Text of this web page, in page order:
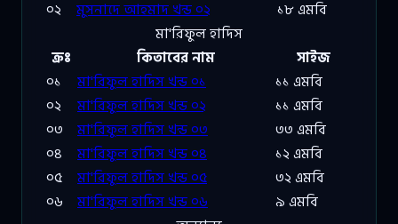
০২
মুসনাদে আহমাদ খন্ড ০২
১৮ এমবি
মা'রিফুল হাদিস
ক্রঃ
কিতাবের নাম
সাইজ
০১
মা'রিফুল হাদিস খন্ড ০১
১১ এমবি
০২
মা'রিফুল হাদিস খন্ড ০২
১১ এমবি
০৩
মা'রিফুল হাদিস খন্ড ০৩
৩৩ এমবি
০৪
মা'রিফুল হাদিস খন্ড ০৪
১২ এমবি
০৫
মা'রিফুল হাদিস খন্ড ০৫
৩২ এমবি
০৬
মা'রিফুল হাদিস খন্ড ০৬
৯ এমবি